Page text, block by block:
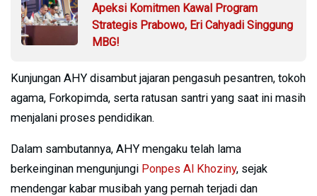
Apeksi Komitmen Kawal Program
Strategis Prabowo, Eri Cahyadi Singgung
MBG!
Kunjungan AHY disambut jajaran pengasuh pesantren, tokoh
agama, Forkopimda, serta ratusan santri yang saat ini masih
menjalani proses pendidikan.
Dalam sambutannya, AHY mengaku telah lama
berkeinginan mengunjungi Ponpes Al Khoziny, sejak
mendengar kabar musibah yang pernah terjadi dan